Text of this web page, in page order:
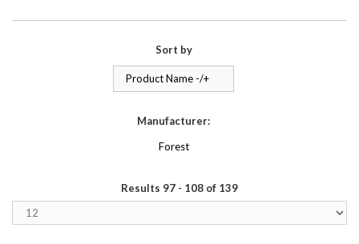
Sort by
Product Name -/+
Manufacturer:
Forest
Results 97 - 108 of 139